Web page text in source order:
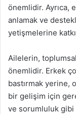
önemlidir. Ayrıca,
anlamak ve
yetişmelerine
Ailelerin,
önemlidir. Erkek
bastırmak yerine,
bir gelişim için
ve sorumluluk gibi